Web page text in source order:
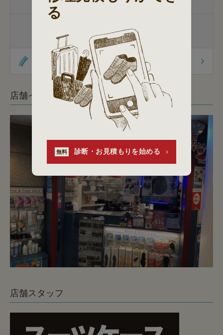
る
無料 診断・お見積もりを始める
杖先の修理
杖の販売
オリジナル商品
店舗イメージ
店舗スタッフ